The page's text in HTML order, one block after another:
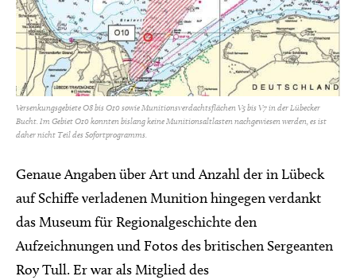
Versenkungsgebiete O8 bis O10 sowie Munitionsverdachtsflächen V5 bis V7 in der Lübecker
Bucht. Im Gebiet O10 konnten bislang keine Munitionsaltlasten nachgewiesen werden, es ist
daher nicht Teil des Sofortprogramms.
Genaue Angaben über Art und Anzahl der in Lübeck
auf Schiffe verladenen Munition hingegen verdankt
das Museum für Regionalgeschichte den
Aufzeichnungen und Fotos des britischen Sergeanten
Roy Tull. Er war als Mitglied des